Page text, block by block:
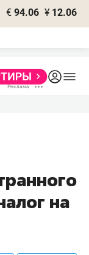
€ 94.06 ¥ 12.06
на